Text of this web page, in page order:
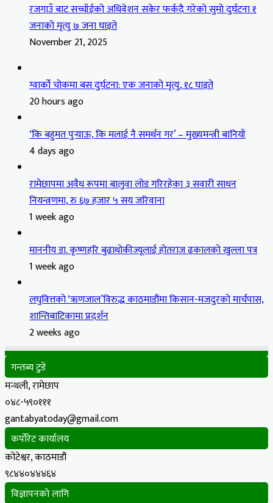
रजगाउँ बाट सच्चाँईको अधिवेशन सकेर फर्कदै गरेको सुमो दुर्घटना १
जनाको मृत्यु ७ जना घाइते
November 21, 2025
ग्वार्को चोकमा बस दुर्घटना: एक जनाको मृत्यु, १८ घाइते
20 hours ago
‘कि बहुमत पुर्‍याऊ, कि मलाई नै समर्थन गर’ – मुख्यमन्त्री बानियाँ
4 days ago
रामेछापमा अवैध रूपमा बालुवा लोड गरिरहेका ३ सवारी साधन
नियन्त्रणमा, रु ६७ हजार ५ सय जरिवाना
1 week ago
माननीय डा. कृष्णहरि बुढाथोकीज्यूलाई होतराज ढकालको खुल्ला पत्र
1 week ago
लघुवित्तको ‘ऋणजाल’विरुद्ध काठमाडौंमा किसान-मजदुरको मार्चपास,
शान्तिबाटिकामा प्रदर्शन
2 weeks ago
गन्तब्य टुडे
मन्थली, रामेछाप
०४८-५९०१११
gantabyatoday@gmail.com
कर्पोरेट कार्यालय
कोटेश्वर, काठमाडौं
९८४४०४४४६४
विज्ञापनको लागि